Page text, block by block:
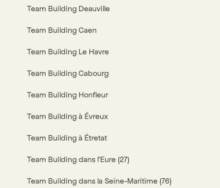
Team Building Deauville
Team Building Caen
Team Building Le Havre
Team Building Cabourg
Team Building Honfleur
Team Building à Évreux
Team Building à Étretat
Team Building dans l’Eure (27)
Team Building dans la Seine-Maritime (76)